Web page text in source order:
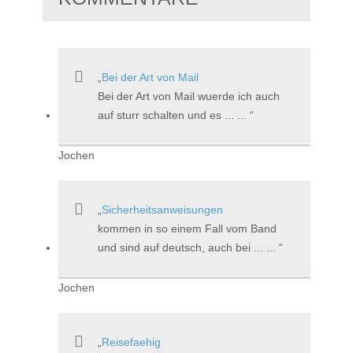
Bei der Art von Mail
Bei der Art von Mail wuerde ich auch
auf sturr schalten und es ... ...
Jochen
Sicherheitsanweisungen
kommen in so einem Fall vom Band
und sind auf deutsch, auch bei ... ...
Jochen
Reisefaehig